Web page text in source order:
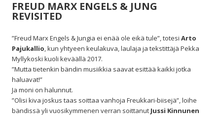
FREUD MARX ENGELS & JUNG
REVISITED
”Freud Marx Engels & Jungia ei enää ole eikä tule”, totesi Arto
Pajukallio, kun yhtyeen keulakuva, laulaja ja tekstittäjä Pekka
Myllykoski kuoli keväällä 2017.
”Mutta tietenkin bändin musiikkia saavat esittää kaikki jotka
haluavat!”
Ja moni on halunnut.
”Olisi kiva joskus taas soittaa vanhoja Freukkari-biisejä”, loihe
bändissä yli vuosikymmenen verran soittanut Jussi Kinnunen